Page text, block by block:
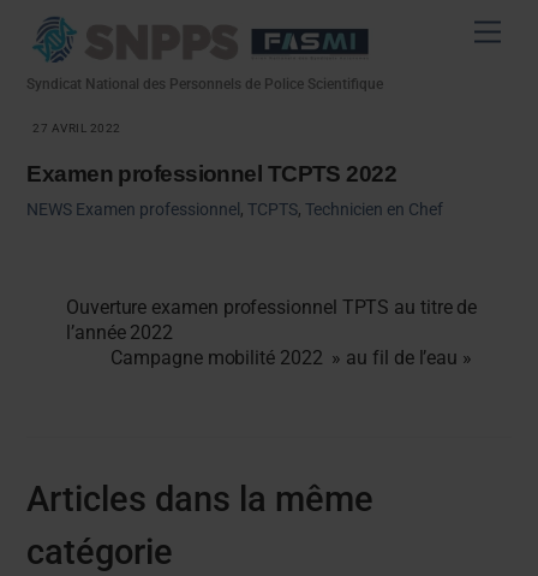
Syndicat National des Personnels de Police Scientifique
27 AVRIL 2022
Examen professionnel TCPTS 2022
NEWS Examen professionnel ,TCPTS,Technicien en Chef
Ouverture examen professionnel TPTS au titre de
l’année 2022
Campagne mobilité 2022 » au fil de l’eau »
Articles dans la même
catégorie